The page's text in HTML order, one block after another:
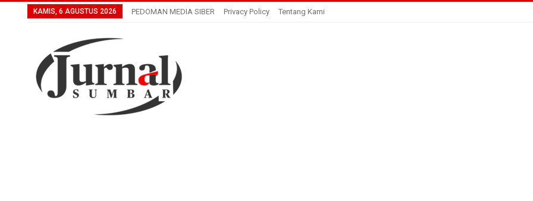
KAMIS, 6 AGUSTUS 2026 PEDOMAN MEDIA SIBER Privacy Policy Tentang Kami